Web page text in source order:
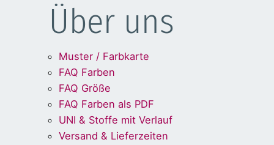
Über uns
Muster / Farbkarte
FAQ Farben
FAQ Größe
FAQ Farben als PDF
UNI & Stoffe mit Verlauf
Versand & Lieferzeiten